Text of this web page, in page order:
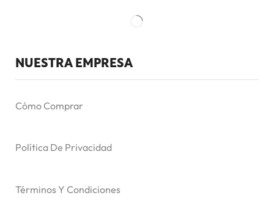
NUESTRA EMPRESA
Cómo Comprar
Política De Privacidad
Términos Y Condiciones